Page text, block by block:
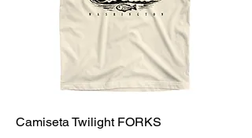
Camiseta Twilight FORKS